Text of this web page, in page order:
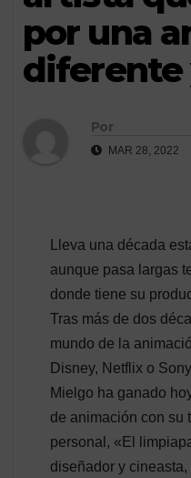
por una
diferente
Por
MAR 28, 2022
Lleva una década
aunque pasa largas
donde tiene su
Tras más de dos
mundo de la
Disney, Netflix o
Mielgo ha ganado
de animación con su
personal, «El
diseñador y